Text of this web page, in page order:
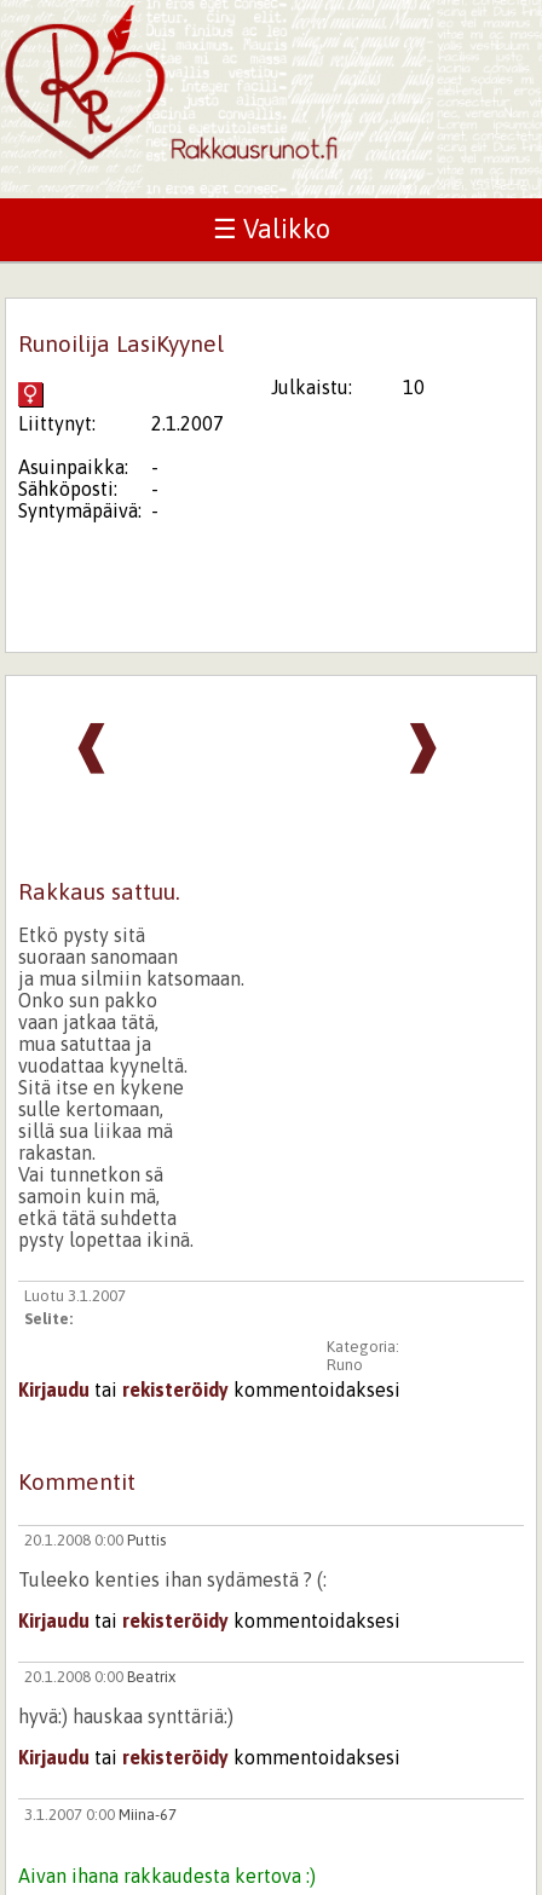
☰ Valikko
Runoilija LasiKyynel
Julkaistu:
10
Liittynyt:
2.1.2007
Asuinpaikka:
-
Sähköposti:
-
Syntymäpäivä: -
❱
❰
Rakkaus sattuu.
Etkö pysty sitä
suoraan sanomaan
ja mua silmiin katsomaan.
Onko sun pakko
vaan jatkaa tätä,
mua satuttaa ja
vuodattaa kyyneltä.
Sitä itse en kykene
sulle kertomaan,
sillä sua liikaa mä
rakastan.
Vai tunnetkon sä
samoin kuin mä,
etkä tätä suhdetta
pysty lopettaa ikinä.
Luotu 3.1.2007
Selite:
Kategoria:
Runo
Kirjaudu tai rekisteröidy kommentoidaksesi
Kommentit
20.1.2008 0:00 Puttis
Tuleeko kenties ihan sydämestä ? (:
Kirjaudu tai rekisteröidy kommentoidaksesi
20.1.2008 0:00 Beatrix
hyvä:) hauskaa synttäriä:)
Kirjaudu tai rekisteröidy kommentoidaksesi
3.1.2007 0:00 Miina-67
Aivan ihana rakkaudesta kertova :)